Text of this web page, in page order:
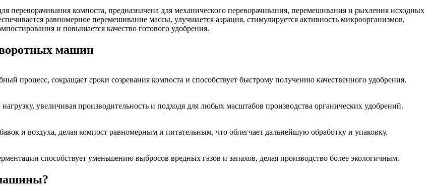
переворачивания компоста, предназначена для механического переворачивания, перемешивания и рыхления исходных
равномерное перемешивание массы, улучшается аэрация, стимулируется активность микроорганизмов,
и повышается качество готового удобрения.
машин
процесс, сокращает сроки созревания компоста и способствует быстрому получению качественного удобрения.
увеличивая производительность и подходя для любых масштабов производства органических удобрений.
и воздуха, делая компост равномерным и питательным, что облегчает дальнейшую обработку и упаковку.
способствует уменьшению выбросов вредных газов и запахов, делая производство более экологичным.